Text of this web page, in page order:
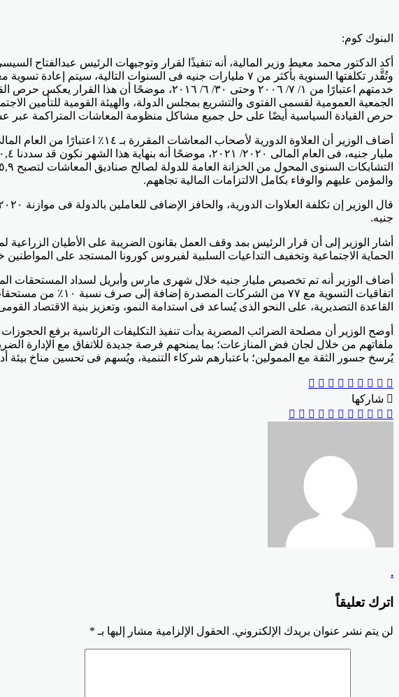
البنوك كوم:
خدمتهم اعتبارًا من ١/ ٧/ ٢٠٠٦ وحتى ٣٠/ ٦/ ٢٠١٦،
الجمعية العمومية لقسمى الفتوى والتشريع بمجلس الدولة، والهيئة القومية
حرص القيادة السياسية أيضًا على حل جميع مشاكل منظومة المعاشات المتراكمة عبر
والمؤمن عليهم والوفاء بكامل الالتزامات المالية تجاههم.
جنيه.
الحماية الاجتماعية وتخفيف التداعيات السلبية لفيروس كورونا المستجد على المواطنين
أضاف الوزير أنه تم تخصيص مليار جنيه خلال شهرى مارس وأبريل لسداد المستحقات
اتفاقيات التسوية
القاعدة التصديرية، على النحو الذى يُساعد فى استدامة النمو، وتعزيز بنية الاقتصاد
ملفاتهم من خلال لجان فض المنازعات؛ بما يمنحهم فرصة جديدة للاتفاق مع الإدارة
يُرسخ جسور الثقة مع الممولين؛ باعتبارهم شركاء التنمية، ويُسهم فى تحسين مناخ
فيسبوك ‫X
لينكدإن
بينتيريست
Odnoklassniki
شاركها
فيسبوك ‫X
لينكدإن
بينتيريست
Odnoklassniki
‫Pocket
مشاركة
عبر
.
اترك تعليقاً
لن يتم نشر عنوان بريدك الإلكتروني. الحقول الإلزامية مشار إليها بـ *